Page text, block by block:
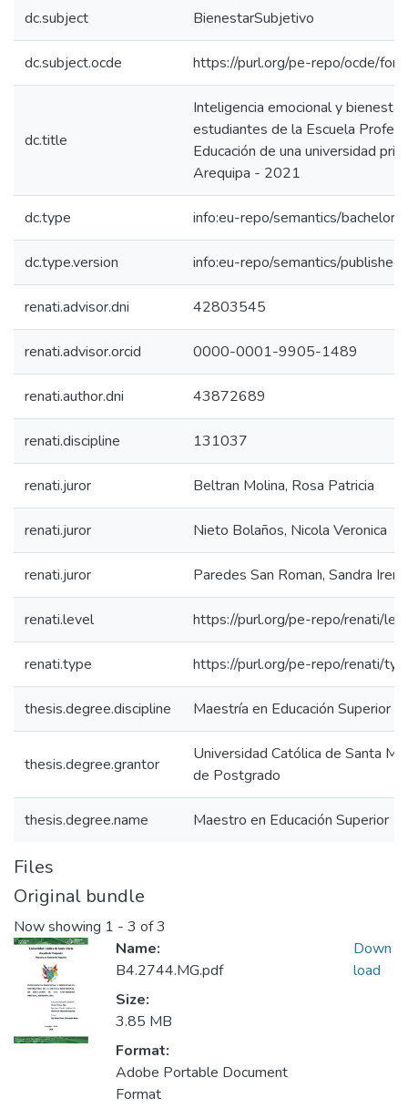
dc.subject BienestarSubjetivo
dc.subject.ocde https://purl.org/pe-repo/ocde/
dc.title
Inteligencia emocional y
estudiantes de la Escuela
Educación de una universidad
Arequipa - 2021
dc.type info:eu-repo/semantics/
dc.type.version info:eu-repo/semantics/
renati.advisor.dni 42803545
renati.advisor.orcid 0000-0001-9905-1489
renati.author.dni 43872689
renati.discipline 131037
renati.juror Beltran Molina, Rosa Patricia
renati.juror Nieto Bolaños, Nicola Veronica
renati.juror Paredes San Roman, Sandra Irene
renati.level https://purl.org/pe-repo/renati/
renati.type https://purl.org/pe-repo/renati/
thesis.degree.discipline Maestría en Educación Superior
thesis.degree.grantor
Universidad Católica de Santa
de Postgrado
thesis.degree.name Maestro en Educación Superior
Files
Original bundle
Now showing 1 - 3 of 3
Name:
B4.2744.MG.pdf
Size:
3.85 MB
Format:
Adobe Portable Document
Format
Down
load